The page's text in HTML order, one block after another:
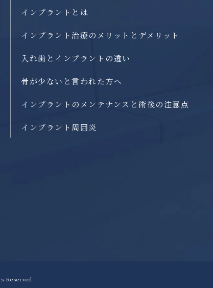
インプラントとは
インプラント治療のメリットとデメリット
入れ歯とインプラントの違い
骨が少ないと言われた方へ
インプラントのメンテナンスと術後の注意点
インプラント周囲炎
Reserved.